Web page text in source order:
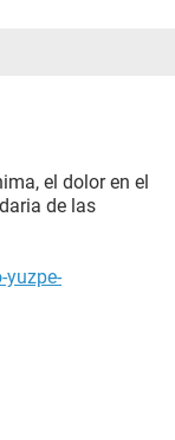
el dolor en el
de las